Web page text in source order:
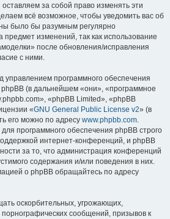
за собой право изменять эти
всё возможное, чтобы уведомить вас об
было бы разумным регулярно
предмет изменений, так как использование
после обновления/исправления
с ними.
программного обеспечения
(в дальнейшем «они», «программное
«phpBB Limited», «phpBB
«GNU General Public License v2» (в
его можно по адресу www.phpbb.com.
программного обеспечения phpBB строго
интернет-конференций, и phpBB
за то, что администрация конференций
содержания и/или поведения в них.
о phpBB обращайтесь по адресу
оскорбительных, угрожающих,
сообщений, призывов к